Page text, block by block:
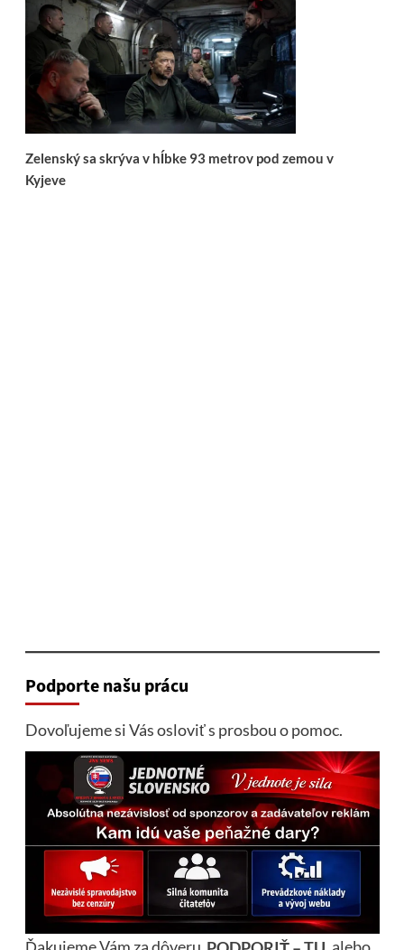
Zelenský sa skrýva v hĺbke 93 metrov pod zemou v
Kyjeve
Podporte našu prácu
Dovoľujeme si Vás osloviť s prosbou o pomoc.